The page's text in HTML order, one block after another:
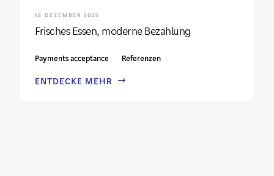
18 DEZEMBER 2025
Frisches Essen, moderne Bezahlung
Payments acceptance Referenzen
ENTDECKE MEHR